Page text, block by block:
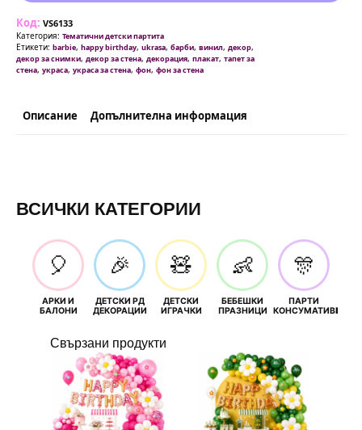
Код: VS6133
Категория: Тематични детски партита
Етикети: barbie, happy birthday, ukrasa, барби, винил, декор,
декор за снимки, декор за стена, декорация, плакат, тапет за
стена, украса, украса за стена, фон, фон за стена
Описание Допълнителна информация
ВСИЧКИ КАТЕГОРИИ
🎈
АРКИ И
БАЛОНИ
🎉
ДЕТСКИ РД
ДЕКОРАЦИИ
🧸
ДЕТСКИ
ИГРАЧКИ
👶
БЕБЕШКИ
ПРАЗНИЦИ
🎊
ПАРТИ
КОНСУМАТИВИ
Свързани продукти